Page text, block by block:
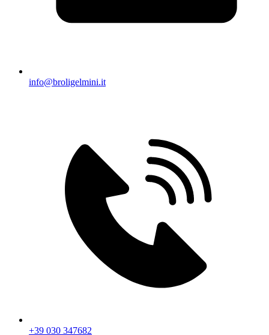
info@broligelmini.it
+39 030 347682